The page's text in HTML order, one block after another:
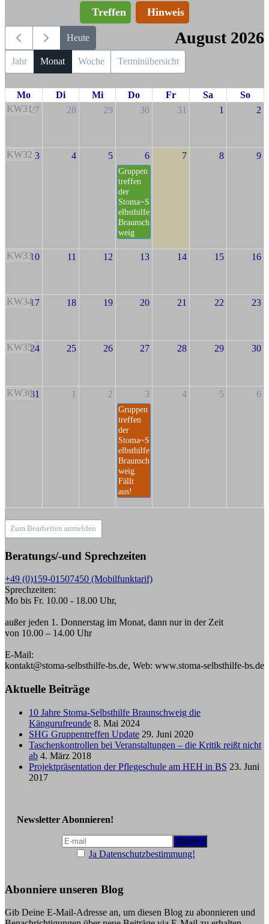
Treffen Hinweis
Heute August 2026
Jahr Monat Woche Terminübersicht
Mo Di Mi Do Fr Sa
So
KW3127 28 29 30 31 1 2
KW32 3 4 5 6
Gruppen
treffen
der
Stoma~S
elbsthilfe
Braunsch
weig
7 8 9
KW3310 11 12 13 14 15 16
KW3417 18 19 20 21 22 23
KW3524 25 26 27 28 29 30
KW3631 1 2 3
Gruppen
treffen
der
Stoma~S
elbsthilfe
Braunsch
weig.
Fällt
aus!
4 5 6
Zum Bearbeiten anmelden
Beratungs/-und Sprechzeiten
+49 (0)159-01507450 (Mobilfunktarif)
Sprechzeiten:
Mo bis Fr. 10.00 - 18.00 Uhr,
außer jeden 1. Donnerstag im Monat, dann nur in der Zeit
von 10.00 – 14.00 Uhr
E-Mail:
kontakt@stoma-selbsthilfe-bs.de, Web: www.stoma-selbsthilfe-bs.de
Aktuelle Beiträge
10 Jahre Stoma-Selbsthilfe Braunschweig die
Kängurufreunde 8. Mai 2024
SHG Gruppentreffen Update 29. Juni 2020
Taschenkontrollen bei Veranstaltungen – die Kritik reißt nicht
ab 4. März 2018
Projektpräsentation der Pflegeschule am HEH in BS 23. Juni
2017
Newsletter Abonnieren!
Ja Datenschutzbestimmung!
Abonniere unseren Blog
Gib Deine E-Mail-Adresse an, um diesen Blog zu abonnieren und